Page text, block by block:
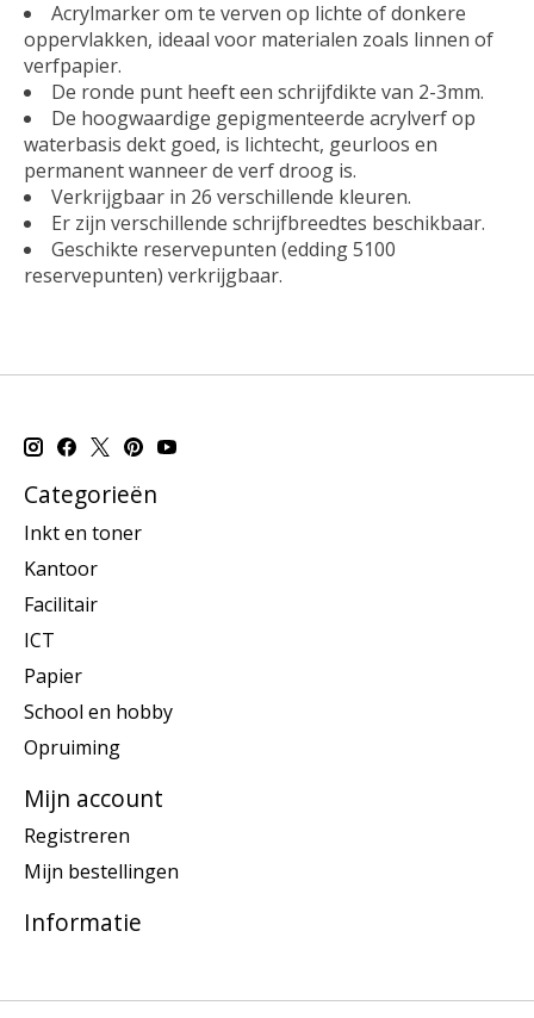
Acrylmarker om te verven op lichte of donkere
oppervlakken, ideaal voor materialen zoals linnen of
verfpapier.
De ronde punt heeft een schrijfdikte van 2-3mm.
De hoogwaardige gepigmenteerde acrylverf op
waterbasis dekt goed, is lichtecht, geurloos en
permanent wanneer de verf droog is.
Verkrijgbaar in 26 verschillende kleuren.
Er zijn verschillende schrijfbreedtes beschikbaar.
Geschikte reservepunten (edding 5100
reservepunten) verkrijgbaar.
Categorieën
Inkt en toner
Kantoor
Facilitair
ICT
Papier
School en hobby
Opruiming
Mijn account
Registreren
Mijn bestellingen
Informatie